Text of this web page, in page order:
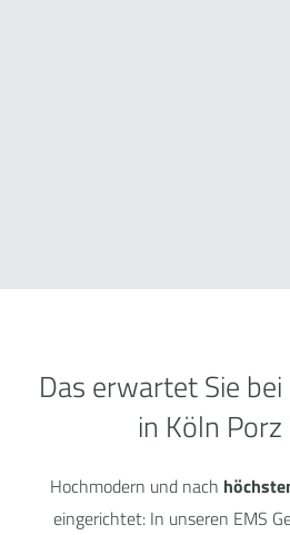
Das erwartet Sie
in Köln
Hochmodern und nach
eingerichtet: In unseren EMS